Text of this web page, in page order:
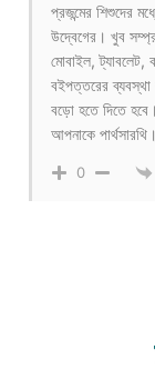
প্রজন্মের শিশুদের
উদ্বেগের। খুব
মোবাইল, ট্যাবলেট,
ব‌ইপত্তরের ব্যবস্থা
বড়ো হতে দিতে
আপনাকে পার্থসারথি।
0